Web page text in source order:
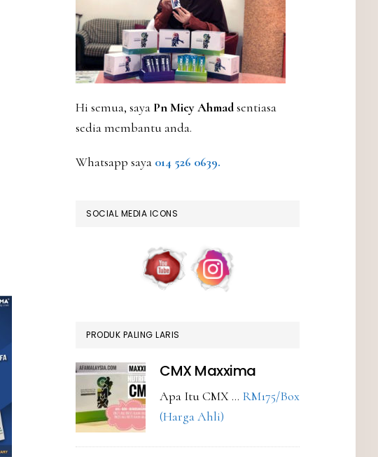
Hi semua, saya Pn Miey Ahmadsentiasa
sedia membantu anda.
Whatsapp saya 014 526 0639.
SOCIAL MEDIA ICONS
PRODUK PALING LARIS
CMX Maxxima
Apa Itu CMX … RM175/Box
(Harga Ahli)